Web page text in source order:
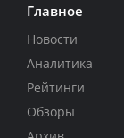
Главное
Новости
Аналитика
Рейтинги
Обзоры